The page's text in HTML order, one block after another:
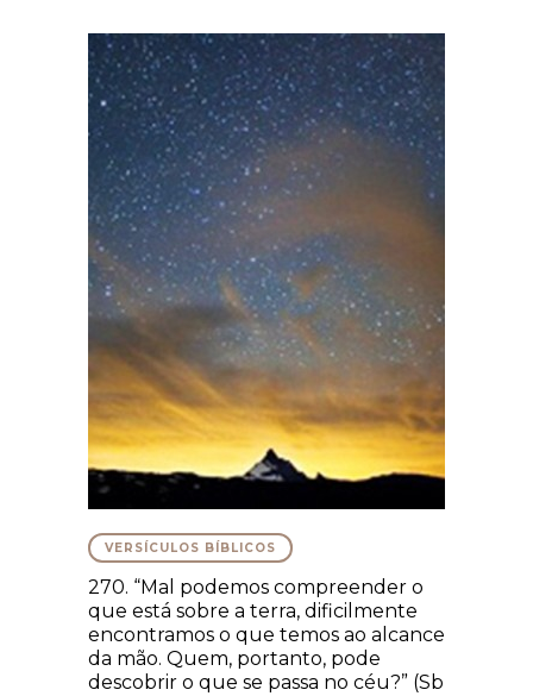
VERSÍCULOS BÍBLICOS
270. “Mal podemos compreender o
que está sobre a terra, dificilmente
encontramos o que temos ao alcance
da mão. Quem, portanto, pode
descobrir o que se passa no céu?” (Sb